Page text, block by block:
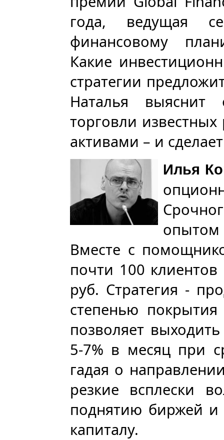
года, ведущая
финансовому
Какие
стратегии
Наталья выяснит
торговли
активами – и
Илья
Вместе с
почти 100
руб. Стратегия -
степенью
позволяет
5-7% в месяц при
гадая о
резкие всплески
поднятию биржей и
капиталу.